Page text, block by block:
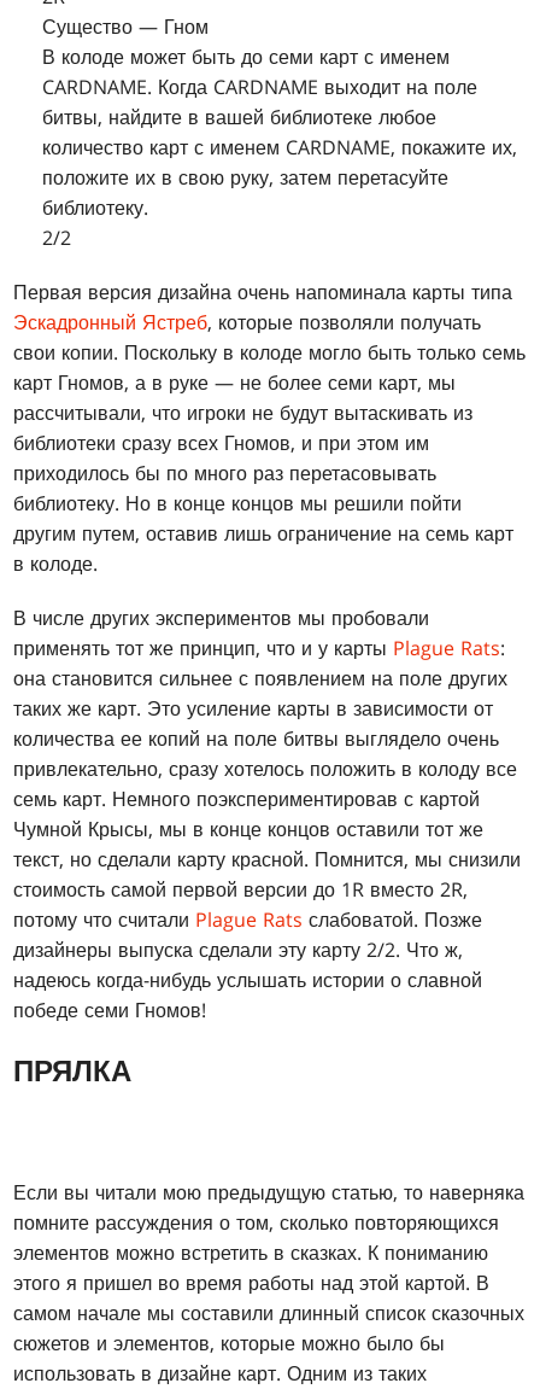
Существо — Гном
В колоде может быть до семи карт с именем
CARDNAME. Когда CARDNAME выходит на поле
битвы, найдите в вашей библиотеке любое
количество карт с именем CARDNAME, покажите их,
положите их в свою руку, затем перетасуйте
библиотеку.
2/2
Первая версия дизайна очень напоминала карты типа
Эскадронный Ястреб, которые позволяли получать
свои копии. Поскольку в колоде могло быть только семь
карт Гномов, а в руке — не более семи карт, мы
рассчитывали, что игроки не будут вытаскивать из
библиотеки сразу всех Гномов, и при этом им
приходилось бы по много раз перетасовывать
библиотеку. Но в конце концов мы решили пойти
другим путем, оставив лишь ограничение на семь карт
в колоде.
В числе других экспериментов мы пробовали
применять тот же принцип, что и у карты Plague Rats:
она становится сильнее с появлением на поле других
таких же карт. Это усиление карты в зависимости от
количества ее копий на поле битвы выглядело очень
привлекательно, сразу хотелось положить в колоду все
семь карт. Немного поэкспериментировав с картой
Чумной Крысы, мы в конце концов оставили тот же
текст, но сделали карту красной. Помнится, мы снизили
стоимость самой первой версии до 1R вместо 2R,
потому что считали Plague Rats слабоватой. Позже
дизайнеры выпуска сделали эту карту 2/2. Что ж,
надеюсь когда-нибудь услышать истории о славной
победе семи Гномов!
ПРЯЛКА
Если вы читали мою предыдущую статью, то наверняка
помните рассуждения о том, сколько повторяющихся
элементов можно встретить в сказках. К пониманию
этого я пришел во время работы над этой картой. В
самом начале мы составили длинный список сказочных
сюжетов и элементов, которые можно было бы
использовать в дизайне карт. Одним из таких